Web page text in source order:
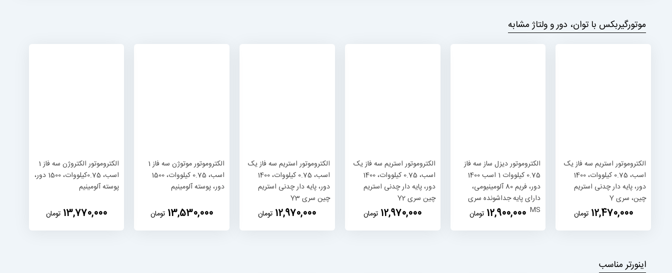
موتورگیربکس با توان، دور و ولتاژ مشابه
الکتروموتور استریم سه فاز یک
اسب، 0.75 کیلووات، 1400
دور، پایه دار چدنی استریم
چین، سری Y
‎12,470,000 تومان
الکتروموتور دیزل ساز سه فاز
0.75 کیلووات 1 اسب 1400
دور، فریم 80 آلومینیومی،
دارای پایه جداشونده سری
MS
‎12,900,000 تومان
الکتروموتور استریم سه فاز یک
اسب، 0.75 کیلووات، 1400
دور، پایه دار چدنی استریم
چین سری Y2
‎12,970,000 تومان
الکتروموتور استریم سه فاز یک
اسب، 0.75 کیلووات، 1400
دور، پایه دار چدنی استریم
چین سری Y3
‎12,970,000 تومان
الکتروموتور موتوژن سه فاز 1
اسب، 0.75 کیلووات، 1500
دور، پوسته آلومینیم
‎13,530,000 تومان
الکتروموتور الکتروژن سه فاز 1
اسب، 0.75کیلووات، 1500 دور،
پوسته آلومینیم
‎13,770,000 تومان
اینورتر مناسب